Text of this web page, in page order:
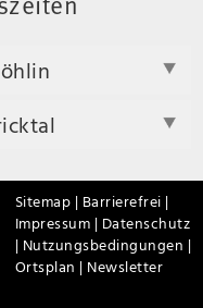
Sitemap | Barrierefrei |
Impressum | Datenschutz
| Nutzungsbedingungen |
Ortsplan | Newsletter